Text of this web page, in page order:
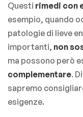
Questi rimedi con
esempio, quando
patologie di lieve
importanti, non
ma possono però
complementare.
sapremo
esigenze.